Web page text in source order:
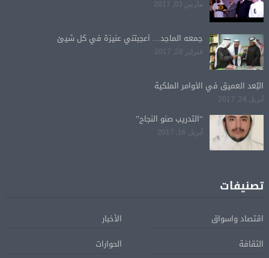
مارس 03, 2017
جمعه الماجد… أعجبتني عنيزة في كل شيئ
فبراير 28, 2017
البُعد العميق في الأوامر الملكية
أبريل 24, 2017
“التدريب صنو النجاح”
أبريل 16, 2017
تصنيفات
اقتصاد واسواق
الأخبار
الثقافة
الحوارات